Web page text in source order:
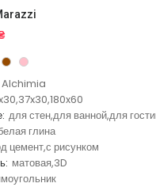
Alchimia
для стен,для ванной,для
глина
цемент,с рисунком
матовая,3D